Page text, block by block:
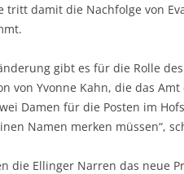
tritt damit die Nachfolge von
gibt es für die Rolle
von Yvonne Kahn, die das
Damen für die Pos­ten im
Na­men merken müssen“,
die Ellinger Narren das neue